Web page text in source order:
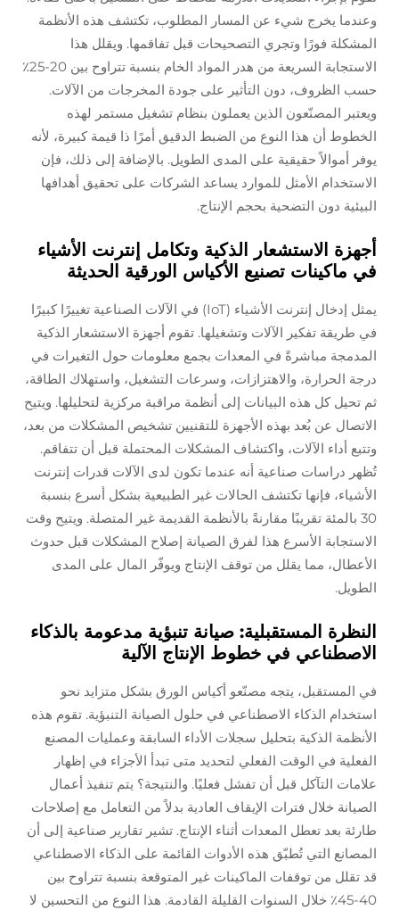
وعندما يخرج شيء عن المسار المطلوب، تكتشف هذه الأنظمة
المشكلة فورًا وتجري التصحيحات قبل تفاقمها. ويقلل هذا
الاستجابة السريعة من هدر المواد الخام بنسبة تتراوح بين 20-25٪
حسب الظروف، دون التأثير على جودة المخرجات من الآلات.
ويعتبر المصنّعون الذين يعملون بنظام تشغيل مستمر لهذه
الخطوط أن هذا النوع من الضبط الدقيق أمرًا ذا قيمة كبيرة، لأنه
يوفر أموالاً حقيقية على المدى الطويل. بالإضافة إلى ذلك، فإن
الاستخدام الأمثل للموارد يساعد الشركات على تحقيق أهدافها
البيئية دون التضحية بحجم الإنتاج.
أجهزة الاستشعار الذكية وتكامل إنترنت الأشياء
في ماكينات تصنيع الأكياس الورقية الحديثة
يمثل إدخال إنترنت الأشياء (IoT) في الآلات الصناعية تغييرًا كبيرًا
في طريقة تفكير الآلات وتشغيلها. تقوم أجهزة الاستشعار الذكية
المدمجة مباشرةً في المعدات بجمع معلومات حول التغيرات في
درجة الحرارة، والاهتزازات، وسرعات التشغيل، واستهلاك الطاقة،
ثم تحيل كل هذه البيانات إلى أنظمة مراقبة مركزية لتحليلها. ويتيح
الاتصال عن بُعد بهذه الأجهزة للتقنيين تشخيص المشكلات من بعد،
وتتبع أداء الآلات، واكتشاف المشكلات المحتملة قبل أن تتفاقم.
تُظهر دراسات صناعية أنه عندما تكون لدى الآلات قدرات إنترنت
الأشياء، فإنها تكتشف الحالات غير الطبيعية بشكل أسرع بنسبة
30 بالمئة تقريبًا مقارنةً بالأنظمة القديمة غير المتصلة. ويتيح وقت
الاستجابة الأسرع هذا لفرق الصيانة إصلاح المشكلات قبل حدوث
الأعطال، مما يقلل من توقف الإنتاج ويوفّر المال على المدى
الطويل.
النظرة المستقبلية: صيانة تنبؤية مدعومة بالذكاء
الاصطناعي في خطوط الإنتاج الآلية
في المستقبل، يتجه مصنّعو أكياس الورق بشكل متزايد نحو
استخدام الذكاء الاصطناعي في حلول الصيانة التنبؤية. تقوم هذه
الأنظمة الذكية بتحليل سجلات الأداء السابقة وعمليات المصنع
الفعلية في الوقت الفعلي لتحديد متى تبدأ الأجزاء في إظهار
علامات التآكل قبل أن تفشل فعليًا. والنتيجة؟ يتم تنفيذ أعمال
الصيانة خلال فترات الإيقاف العادية بدلاً من التعامل مع إصلاحات
طارئة بعد تعطل المعدات أثناء الإنتاج. تشير تقارير صناعية إلى أن
المصانع التي تُطبّق هذه الأدوات القائمة على الذكاء الاصطناعي
قد تقلل من توقفات الماكينات غير المتوقعة بنسبة تتراوح بين
40-45٪ خلال السنوات القليلة القادمة. هذا النوع من التحسين لا